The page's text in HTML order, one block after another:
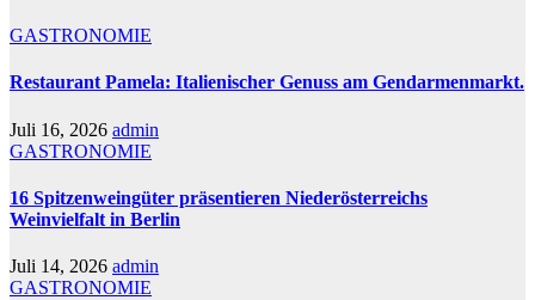
GASTRONOMIE
Restaurant Pamela: Italienischer Genuss am Gendarmenmarkt.
Juli 16, 2026 admin
GASTRONOMIE
16 Spitzenweingüter präsentieren Niederösterreichs
Weinvielfalt in Berlin
Juli 14, 2026 admin
GASTRONOMIE